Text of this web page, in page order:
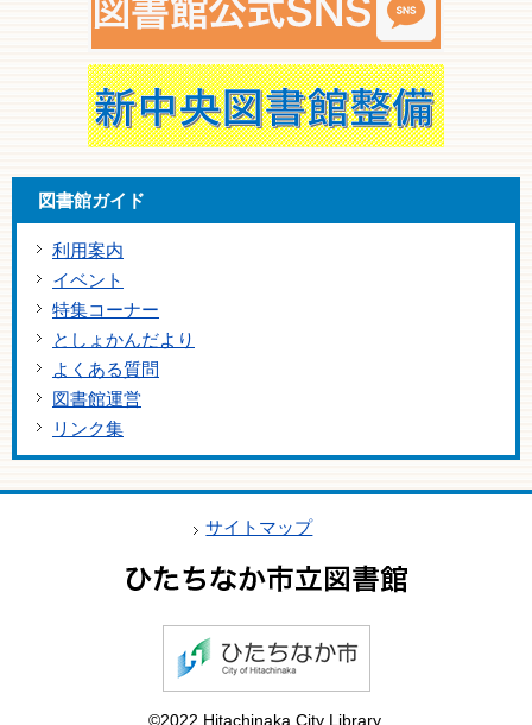
図書館ガイド
利用案内
イベント
特集コーナー
としょかんだより
よくある質問
図書館運営
リンク集
サイトマップ
©2022 Hitachinaka City Library.